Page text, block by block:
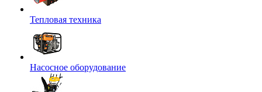
Тепловая техника
Насосное оборудование